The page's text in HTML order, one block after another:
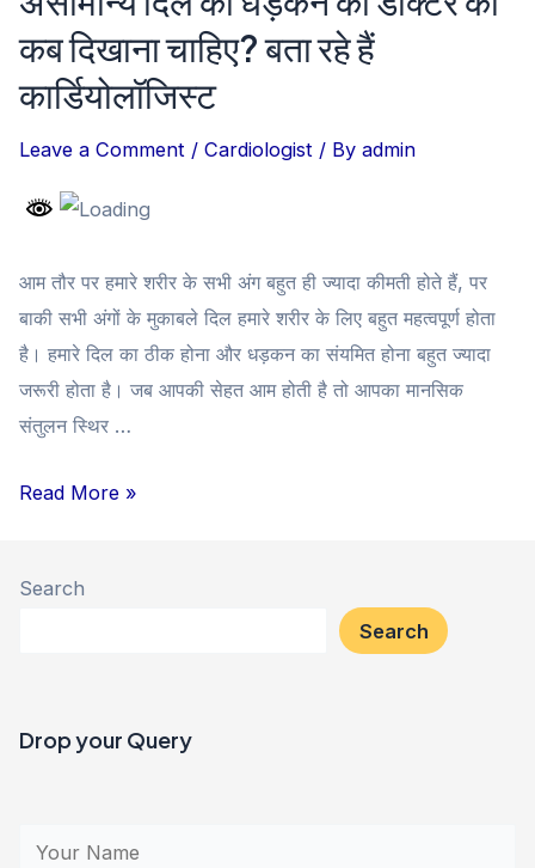
कब दिखाना चाहिए? बता रहे हैं
कार्डियोलॉजिस्ट
Leave a Comment /Cardiologist / Byadmin
आम तौर पर हमारे शरीर के सभी अंग बहुत ही ज्यादा कीमती होते हैं, पर
बाकी सभी अंगों के मुकाबले दिल हमारे शरीर के लिए बहुत महत्वपूर्ण होता
है। हमारे दिल का ठीक होना और धड़कन का संयमित होना बहुत ज्यादा
जरूरी होता है। जब आपकी सेहत आम होती है तो आपका मानसिक
संतुलन स्थिर …
Read More »
Search
Search
Drop your Query​